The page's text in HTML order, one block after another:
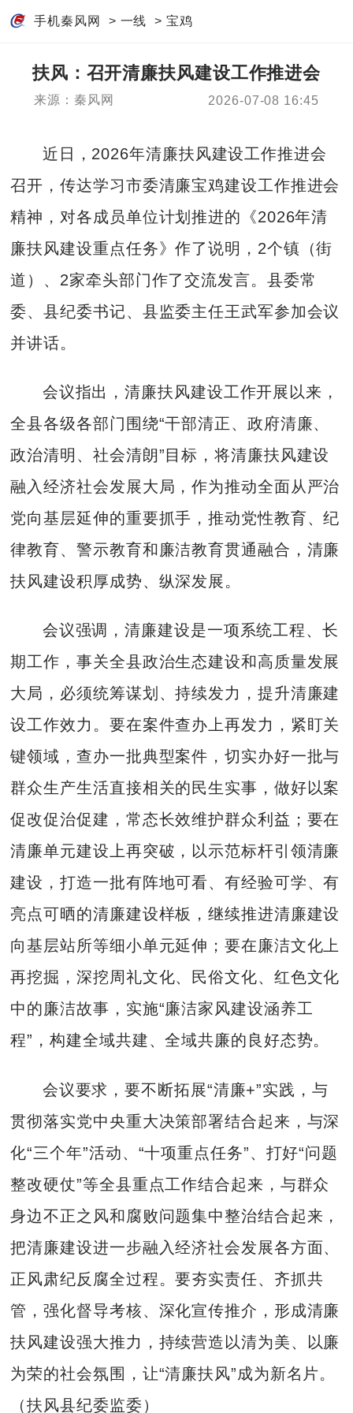
手机秦风网 > 一线 > 宝鸡
扶风：召开清廉扶风建设工作推进会
来源：秦风网 2026-07-08 16:45
近日，2026年清廉扶风建设工作推进会
召开，传达学习市委清廉宝鸡建设工作推进会
精神，对各成员单位计划推进的《2026年清
廉扶风建设重点任务》作了说明，2个镇（街
道）、2家牵头部门作了交流发言。县委常
委、县纪委书记、县监委主任王武军参加会议
并讲话。
会议指出，清廉扶风建设工作开展以来，
全县各级各部门围绕“干部清正、政府清廉、
政治清明、社会清朗”目标，将清廉扶风建设
融入经济社会发展大局，作为推动全面从严治
党向基层延伸的重要抓手，推动党性教育、纪
律教育、警示教育和廉洁教育贯通融合，清廉
扶风建设积厚成势、纵深发展。
会议强调，清廉建设是一项系统工程、长
期工作，事关全县政治生态建设和高质量发展
大局，必须统筹谋划、持续发力，提升清廉建
设工作效力。要在案件查办上再发力，紧盯关
键领域，查办一批典型案件，切实办好一批与
群众生产生活直接相关的民生实事，做好以案
促改促治促建，常态长效维护群众利益；要在
清廉单元建设上再突破，以示范标杆引领清廉
建设，打造一批有阵地可看、有经验可学、有
亮点可晒的清廉建设样板，继续推进清廉建设
向基层站所等细小单元延伸；要在廉洁文化上
再挖掘，深挖周礼文化、民俗文化、红色文化
中的廉洁故事，实施“廉洁家风建设涵养工
程”，构建全域共建、全域共廉的良好态势。
会议要求，要不断拓展“清廉+”实践，与
贯彻落实党中央重大决策部署结合起来，与深
化“三个年”活动、“十项重点任务”、打好“问题
整改硬仗”等全县重点工作结合起来，与群众
身边不正之风和腐败问题集中整治结合起来，
把清廉建设进一步融入经济社会发展各方面、
正风肃纪反腐全过程。要夯实责任、齐抓共
管，强化督导考核、深化宣传推介，形成清廉
扶风建设强大推力，持续营造以清为美、以廉
为荣的社会氛围，让“清廉扶风”成为新名片。
（扶风县纪委监委）